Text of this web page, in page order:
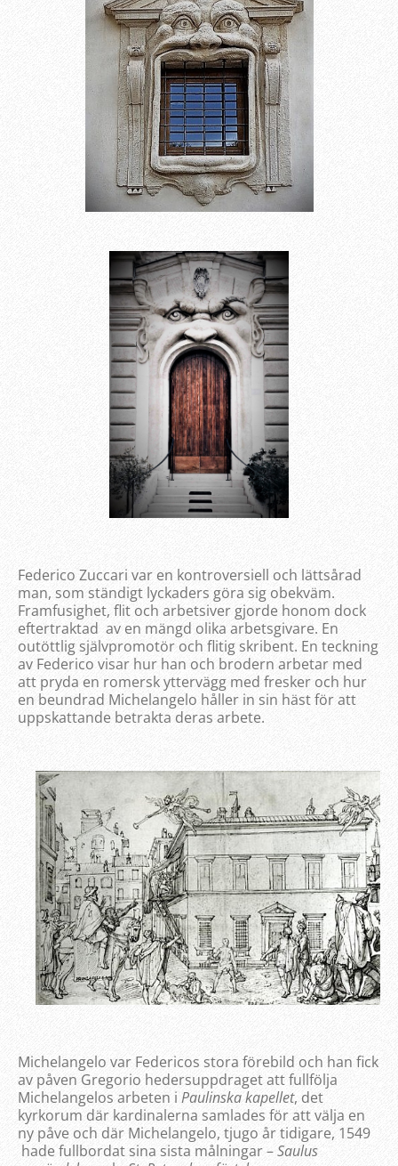
Federico Zuccari var en kontroversiell och lättsårad
man, som ständigt lyckaders göra sig obekväm.
Framfusighet, flit och arbetsiver gjorde honom dock
eftertraktad av en mängd olika arbetsgivare. En
outöttlig självpromotör och flitig skribent. En teckning
av Federico visar hur han och brodern arbetar med
att pryda en romersk yttervägg med fresker och hur
en beundrad Michelangelo håller in sin häst för att
uppskattande betrakta deras arbete.
Michelangelo var Federicos stora förebild och han fick
av påven Gregorio hedersuppdraget att fullfölja
Michelangelos arbeten i Paulinska kapellet, det
kyrkorum där kardinalerna samlades för att välja en
ny påve och där Michelangelo, tjugo år tidigare, 1549
hade fullbordat sina sista målningar –Saulus